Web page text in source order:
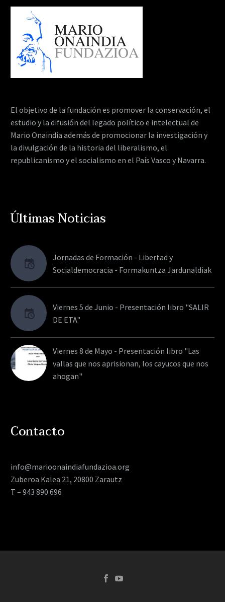
El objetivo de la fundación es promover la conservación, el
estudio y la difusión del legado político e intelectual de
Mario Onaindia además de promocionar la investigación y
la divulgación de la historia del liberalismo, el
republicanismo y el socialismo en el País Vasco y Navarra.
Últimas Noticias
Jornadas de Formación - Libertad y
Socialdemocracia - Formakuntza Jardunaldiak
Viernes 5 de Junio - Presentación libro "SALIR
DE ETA"
Viernes 8 de Mayo - Presentación libro "Las
vallas que nos aprisionan, los cayucos que nos
ahogan"
Contacto
info@marioonaindiafundazioa.org
Zuberoa Kalea 21, 20800 Zarautz
T – 943 890 696